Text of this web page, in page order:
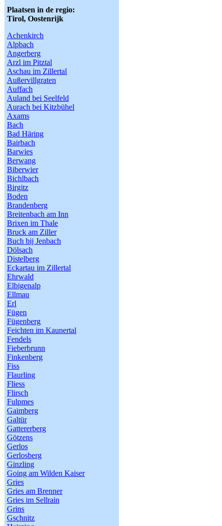
Plaatsen in de regio:
Tirol, Oostenrijk
Achenkirch
Alpbach
Angerberg
Arzl im Pitztal
Aschau im Zillertal
Außervillgraten
Auffach
Auland bei Seelfeld
Aurach bei Kitzbühel
Axams
Bach
Bad Häring
Bairbach
Barwies
Berwang
Biberwier
Bichlbach
Birgitz
Boden
Brandenberg
Breitenbach am Inn
Brixen im Thale
Bruck am Ziller
Buch bij Jenbach
Dölsach
Distelberg
Eckartau im Zillertal
Ehrwald
Elbigenalp
Ellmau
Erl
Fügen
Fügenberg
Feichten im Kaunertal
Fendels
Fieberbrunn
Finkenberg
Fiss
Flaurling
Fliess
Flirsch
Fulpmes
Gaimberg
Galtür
Gattererberg
Götzens
Gerlos
Gerlosberg
Ginzling
Going am Wilden Kaiser
Gries
Gries am Brenner
Gries im Sellrain
Grins
Gschnitz